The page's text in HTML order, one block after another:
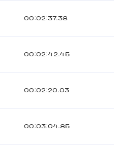
00:02:37.38
00:02:42.45
00:02:20.03
00:03:04.85